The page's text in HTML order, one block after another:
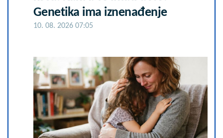
Genetika ima iznenađenje
10. 08. 2026 07:05